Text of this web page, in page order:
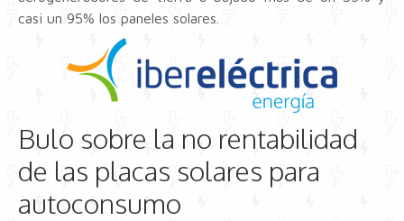
casi un 95% los paneles solares.
Bulo sobre la no rentabilidad
de las placas solares para
autoconsumo